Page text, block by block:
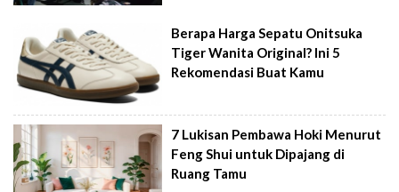
Berapa Harga Sepatu Onitsuka
Tiger Wanita Original? Ini 5
Rekomendasi Buat Kamu
7 Lukisan Pembawa Hoki Menurut
Feng Shui untuk Dipajang di
Ruang Tamu